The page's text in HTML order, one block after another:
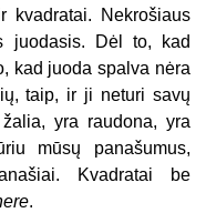
kvadratai. Nekrošiaus
juodasis. Dėl to, kad
kad juoda spalva nėra
taip, ir ji neturi savų
yra raudona, yra
mūsų panašumus,
Kvadratai be
.